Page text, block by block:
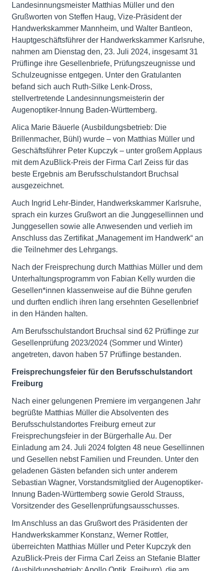
Landesinnungsmeister Matthias Müller und den
Grußworten von Steffen Haug, Vize-Präsident der
Handwerkskammer Mannheim, und Walter Bantleon,
Hauptgeschäftsführer der Handwerkskammer Karlsruhe,
nahmen am Dienstag den, 23. Juli 2024, insgesamt 31
Prüflinge ihre Gesellenbriefe, Prüfungszeugnisse und
Schulzeugnisse entgegen. Unter den Gratulanten
befand sich auch Ruth-Silke Lenk-Dross,
stellvertretende Landesinnungsmeisterin der
Augenoptiker-Innung Baden-Württemberg.
Alica Marie Bäuerle (Ausbildungsbetrieb: Die
Brillenmacher, Bühl) wurde – von Matthias Müller und
Geschäftsführer Peter Kupczyk – unter großem Applaus
mit dem AzuBlick-Preis der Firma Carl Zeiss für das
beste Ergebnis am Berufsschulstandort Bruchsal
ausgezeichnet.
Auch Ingrid Lehr-Binder, Handwerkskammer Karlsruhe,
sprach ein kurzes Grußwort an die Junggesellinnen und
Junggesellen sowie alle Anwesenden und verlieh im
Anschluss das Zertifikat „Management im Handwerk“ an
die Teilnehmer des Lehrgangs.
Nach der Freisprechung durch Matthias Müller und dem
Unterhaltungsprogramm von Fabian Kelly wurden die
Gesellen*innen klassenweise auf die Bühne gerufen
und durften endlich ihren lang ersehnten Gesellenbrief
in den Händen halten.
Am Berufsschulstandort Bruchsal sind 62 Prüflinge zur
Gesellenprüfung 2023/2024 (Sommer und Winter)
angetreten, davon haben 57 Prüflinge bestanden.
Freisprechungsfeier für den Berufsschulstandort
Freiburg
Nach einer gelungenen Premiere im vergangenen Jahr
begrüßte Matthias Müller die Absolventen des
Berufsschulstandortes Freiburg erneut zur
Freisprechungsfeier in der Bürgerhalle Au. Der
Einladung am 24. Juli 2024 folgten 48 neue Gesellinnen
und Gesellen nebst Familien und Freunden. Unter den
geladenen Gästen befanden sich unter anderem
Sebastian Wagner, Vorstandsmitglied der Augenoptiker-
Innung Baden-Württemberg sowie Gerold Strauss,
Vorsitzender des Gesellenprüfungsausschusses.
Im Anschluss an das Grußwort des Präsidenten der
Handwerkskammer Konstanz, Werner Rottler,
überreichten Matthias Müller und Peter Kupczyk den
AzuBlick-Preis der Firma Carl Zeiss an Stefanie Blatter